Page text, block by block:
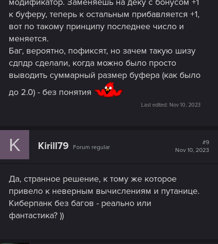
к буферу, теперь к остальным прибавляется +1,
вот по такому принципу последнее число и
меняется.
Баг, вероятно, пофиксят, но зачем такую шизу
сдпдр сделали, когда можно было просто
выводить суммарный размер буфера (как было
до 2.0) - без понятия
Last edited: Nov 10, 2023
K Kirill79 Forum regular
#9
Nov 10, 2023
Да, странное решение, к тому же которое
привело к неверным вычислениям и путанице.
Киберпанк без багов - реально или
фантастика? ))